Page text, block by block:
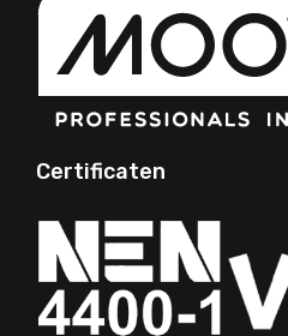
Certificaten